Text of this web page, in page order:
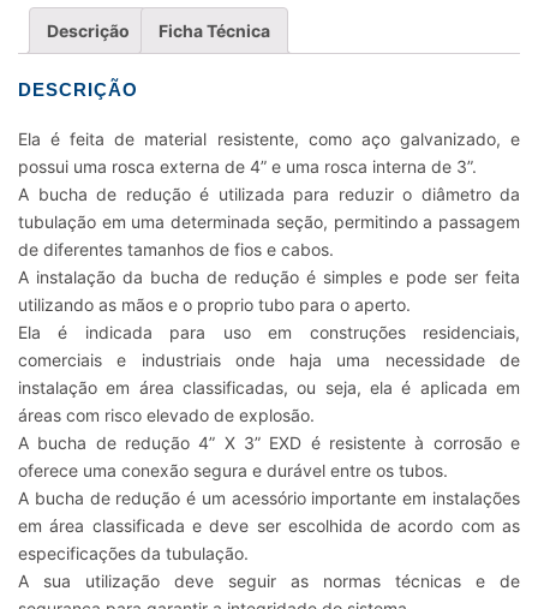
POL.
EXD
Descrição Ficha Técnica
DESCRIÇÃO
Ela é feita de material resistente, como aço galvanizado, e
possui uma rosca externa de 4” e uma rosca interna de 3”.
A bucha de redução é utilizada para reduzir o diâmetro da
tubulação em uma determinada seção, permitindo a passagem
de diferentes tamanhos de fios e cabos.
A instalação da bucha de redução é simples e pode ser feita
utilizando as mãos e o proprio tubo para o aperto.
Ela é indicada para uso em construções residenciais,
comerciais e industriais onde haja uma necessidade de
instalação em área classificadas, ou seja, ela é aplicada em
áreas com risco elevado de explosão.
A bucha de redução 4” X 3” EXD é resistente à corrosão e
oferece uma conexão segura e durável entre os tubos.
A bucha de redução é um acessório importante em instalações
em área classificada e deve ser escolhida de acordo com as
especificações da tubulação.
A sua utilização deve seguir as normas técnicas e de